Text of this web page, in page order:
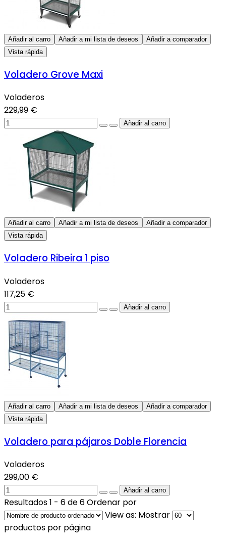
Añadir al carro Añadir a mi lista de deseos
Añadir a comparador
Vista rápida
Voladero Grove Maxi
Voladeros
229,99 €
Añadir al carro Añadir a mi lista de deseos
Añadir a comparador
Vista rápida
Voladero Ribeira 1 piso
Voladeros
117,25 €
Añadir al carro Añadir a mi lista de deseos
Añadir a comparador
Vista rápida
Voladero para pájaros Doble Florencia
Voladeros
299,00 €
Resultados 1 - 6 de 6Ordenar por
View as: Mostrar
productos por página